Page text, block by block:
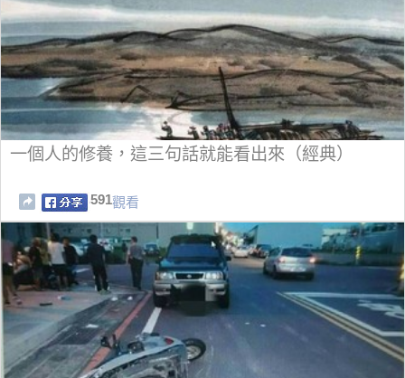
一個人的修養，這三句話就能看出來（經典）
591觀看